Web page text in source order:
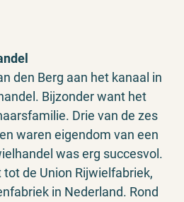
den Berg aan het kanaal in
Bijzonder want het
Drie van de zes
waren eigendom van een
was erg succesvol.
de Union Rijwielfabriek,
in Nederland. Rond